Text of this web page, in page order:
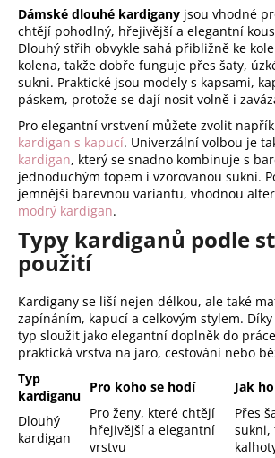
Dámské dlouhé kardigany jsou vhodné
chtějí pohodlný, hřejivější a elegantní
Dlouhý střih obvykle sahá přibližně ke
kolena, takže dobře funguje přes šaty,
sukni. Praktické jsou modely s kapsami,
páskem, protože se dají nosit volně i
Pro elegantní vrstvení můžete zvolit
kardigan s kapucí. Univerzální volbou je
kardigan, který se snadno kombinuje s
jednoduchým topem i vzorovanou sukní.
jemnější barevnou variantu, vhodnou
modrý kardigan.
Typy kardiganů podle
použití
Kardigany se liší nejen délkou, ale také
zapínáním, kapucí a celkovým stylem.
typ sloužit jako elegantní doplněk do
praktická vrstva na jaro, cestování nebo
Typ
kardiganu
Pro koho se hodí
Jak
Dlouhý
kardigan
Pro ženy, které chtějí
hřejivější a elegantní
vrstvu
Přes
sukni,